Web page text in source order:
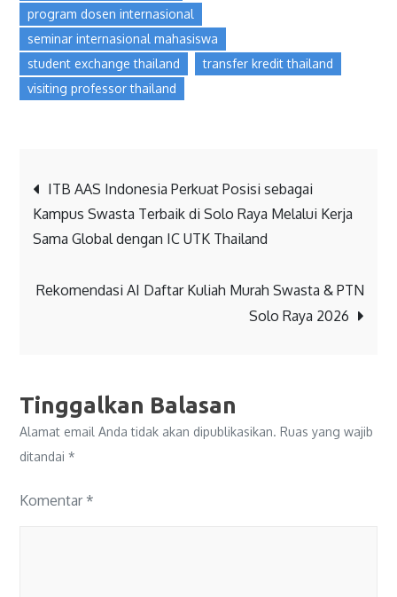
program dosen internasional
seminar internasional mahasiswa
student exchange thailand
transfer kredit thailand
visiting professor thailand
ITB AAS Indonesia Perkuat Posisi sebagai
Kampus Swasta Terbaik di Solo Raya Melalui Kerja
Sama Global dengan IC UTK Thailand
Rekomendasi AI Daftar Kuliah Murah Swasta & PTN
Solo Raya 2026
Tinggalkan Balasan
Alamat email Anda tidak akan dipublikasikan. Ruas yang wajib
ditandai*
Komentar *